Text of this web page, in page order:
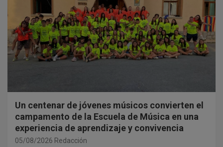
Un centenar de jóvenes músicos convierten el
campamento de la Escuela de Música en una
experiencia de aprendizaje y convivencia
05/08/2026 Redacción